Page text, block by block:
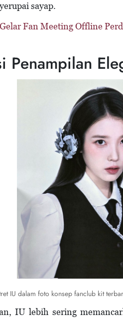
sayap.
Fan Meeting Offline
Penampilan
IU dalam foto konsep fanclub kit
IU lebih sering